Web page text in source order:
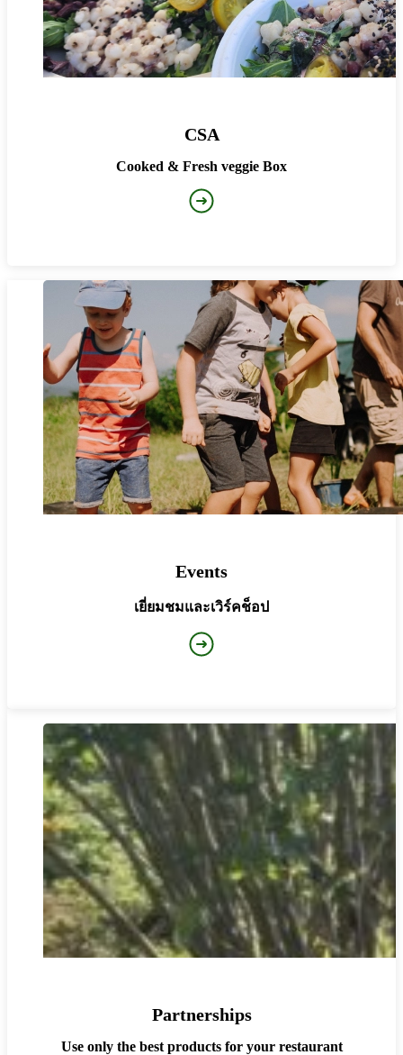
CSA
Cooked & Fresh veggie Box
Events
เยี่ยมชมและเวิร์คช็อป
Partnerships
Use only the best products for your restaurant